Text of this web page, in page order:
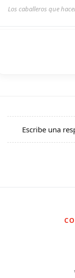
Los caballeros que
Escribe una